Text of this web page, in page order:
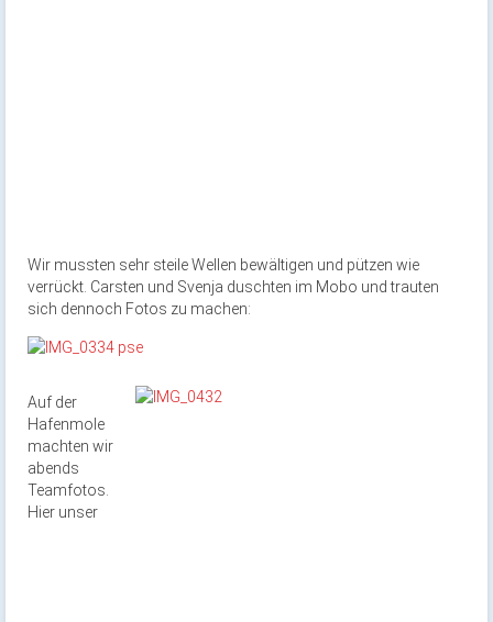
Wir mussten sehr steile Wellen bewältigen und pützen wie
verrückt. Carsten und Svenja duschten im Mobo und trauten
sich dennoch Fotos zu machen:
Auf der
Hafenmole
machten wir
abends
Teamfotos.
Hier unser